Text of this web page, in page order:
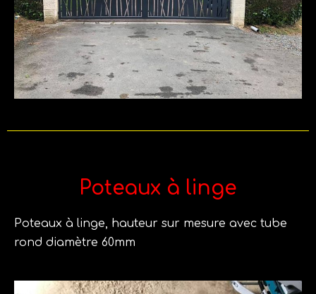
Poteaux à linge
Poteaux à linge, hauteur sur mesure avec tube
rond diamètre 60mm